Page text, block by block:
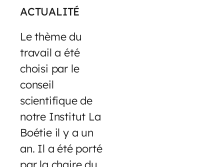
ACTUALITÉ
Le thème du
travail a été
choisi par le
conseil
scientifique de
notre Institut La
Boétie il y a un
an. Il a été porté